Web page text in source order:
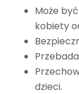
Może
kobiety
dzieci.